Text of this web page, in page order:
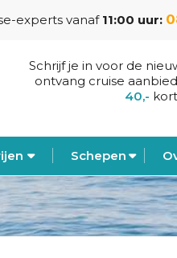
experts vanaf 11:00 uur:
Schrijf je in voor de
ontvang cruise
40,-
Schepen